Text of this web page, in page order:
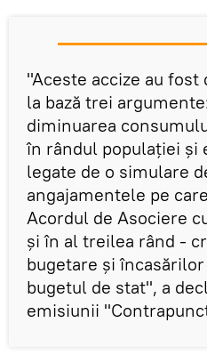
"Aceste accize au
la bază trei
diminuarea
în rândul populației și
legate de o simulare
angajamentele pe
Acordul de Asociere
și în al treilea rând -
bugetare și
bugetul de stat", a
emisiunii